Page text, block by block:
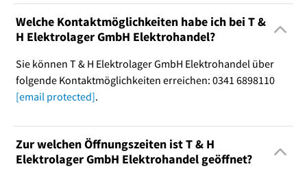
Welche Kontaktmöglichkeiten habe ich bei T &
H Elektrolager GmbH Elektrohandel?
Sie können T & H Elektrolager GmbH Elektrohandel über
folgende Kontaktmöglichkeiten erreichen: 0341 6898110
[email protected].
Zur welchen Öffnungszeiten ist T & H
Elektrolager GmbH Elektrohandel geöffnet?